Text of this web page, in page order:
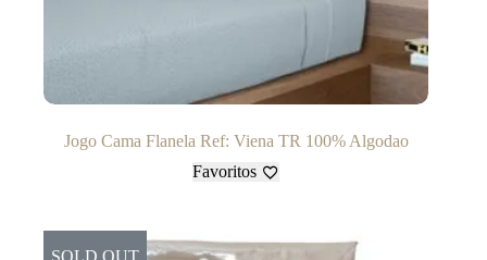
Jogo Cama Flanela Ref: Viena TR 100% Algodao
Favoritos
SOLD OUT